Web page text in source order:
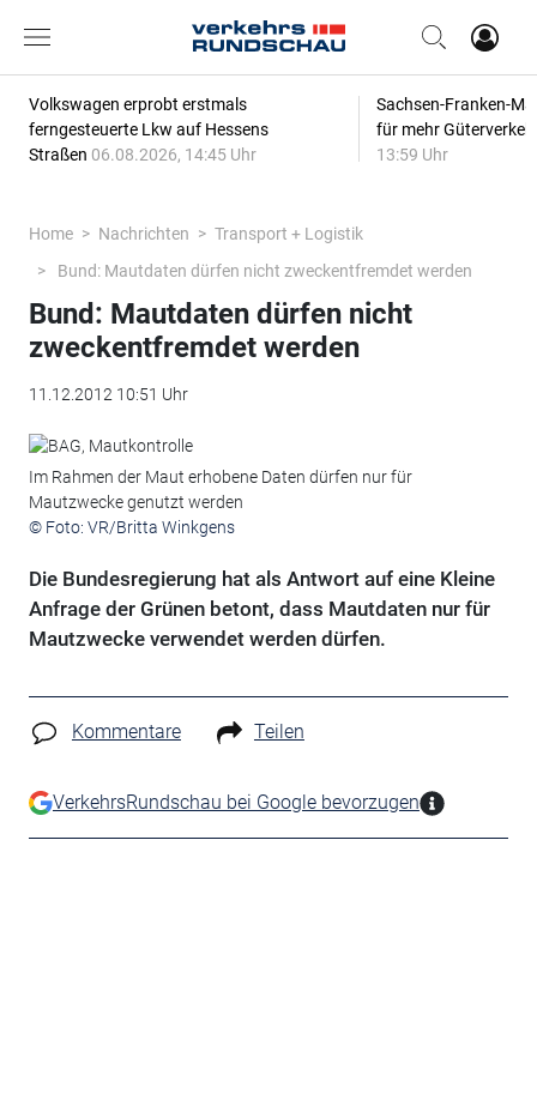
Volkswagen erprobt erstmals
ferngesteuerte Lkw auf Hessens
Straßen 06.08.2026, 14:45 Uhr
Sachsen-Franken-
für mehr
13:59 Uhr
Home Nachrichten
Transport + Logistik
Bund: Mautdaten dürfen nicht zweckentfremdet werden
Bund: Mautdaten dürfen nicht
zweckentfremdet werden
11.12.2012 10:51 Uhr
Im Rahmen der Maut erhobene Daten dürfen nur für
Mautzwecke genutzt werden
© Foto: VR/Britta Winkgens
Die Bundesregierung hat als Antwort auf eine Kleine
Anfrage der Grünen betont, dass Mautdaten nur für
Mautzwecke verwendet werden dürfen.
Kommentare Teilen
VerkehrsRundschau bei Google bevorzugen